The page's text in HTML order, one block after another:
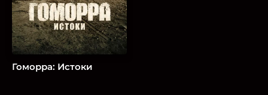
Гоморра: Истоки